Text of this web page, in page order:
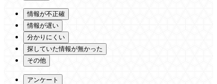
情報が不正確
情報が遅い
分かりにくい
探していた情報が無かった
その他
アンケート